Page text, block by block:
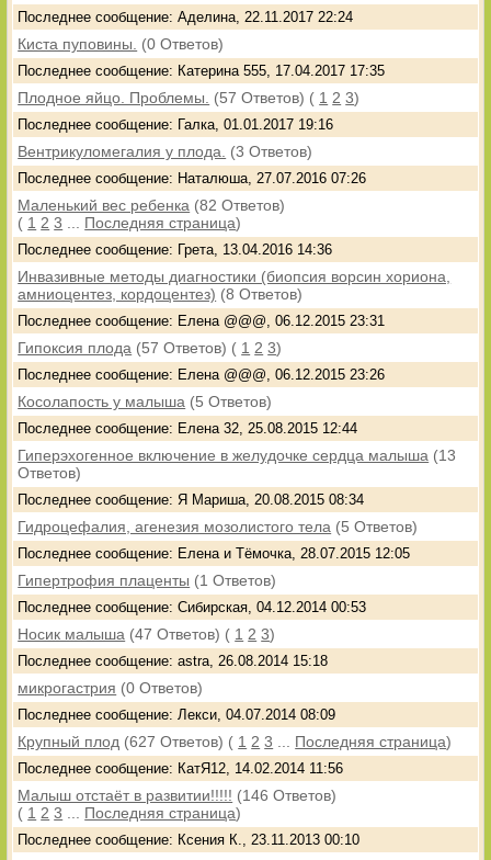
Последнее сообщение: Аделина, 22.11.2017 22:24
Киста пуповины. (0 Ответов)
Последнее сообщение: Катерина 555, 17.04.2017 17:35
Плодное яйцо. Проблемы. (57 Ответов) ( 1 2 3)
Последнее сообщение: Галка, 01.01.2017 19:16
Вентрикуломегалия у плода. (3 Ответов)
Последнее сообщение: Наталюша, 27.07.2016 07:26
Маленький вес ребенка (82 Ответов)
( 1 2 3 Последняя страница)
Последнее сообщение: Грета, 13.04.2016 14:36
Инвазивные методы диагностики (биопсия ворсин хориона,
амниоцентез, кордоцентез) (8 Ответов)
Последнее сообщение: Елена @@@, 06.12.2015 23:31
Гипоксия плода (57 Ответов) ( 1 2 3)
Последнее сообщение: Елена @@@, 06.12.2015 23:26
Косолапость у малыша (5 Ответов)
Последнее сообщение: Елена 32, 25.08.2015 12:44
Гиперэхогенное включение в желудочке сердца малыша (13
Ответов)
Последнее сообщение: Я Мариша, 20.08.2015 08:34
Гидроцефалия, агенезия мозолистого тела (5 Ответов)
Последнее сообщение: Елена и Тёмочка, 28.07.2015 12:05
Гипертрофия плаценты (1 Ответов)
Последнее сообщение: Сибирская, 04.12.2014 00:53
Носик малыша (47 Ответов) ( 1 2 3)
Последнее сообщение: astra, 26.08.2014 15:18
микрогастрия (0 Ответов)
Последнее сообщение: Лекси, 04.07.2014 08:09
Крупный плод (627 Ответов) ( 1 2 3 Последняя страница)
Последнее сообщение: КатЯ12, 14.02.2014 11:56
Малыш отстаёт в развитии!!!!! (146 Ответов)
( 1 2 3 Последняя страница)
Последнее сообщение: Ксения К., 23.11.2013 00:10